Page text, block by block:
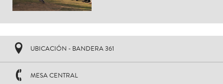
UBICACIÓN - BANDERA 361
MESA CENTRAL